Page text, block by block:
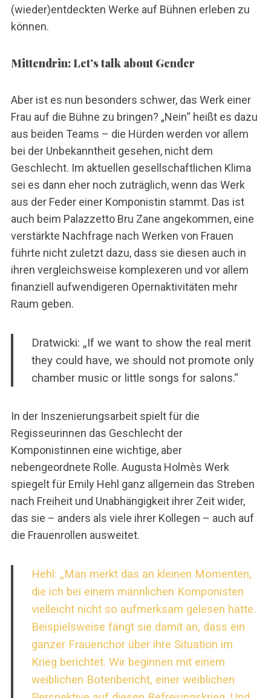
(wieder)entdeckten Werke auf Bühnen erleben zu
können.
Mittendrin: Let’s talk about Gender
Aber ist es nun besonders schwer, das Werk einer
Frau auf die Bühne zu bringen? „Nein“ heißt es dazu
aus beiden Teams – die Hürden werden vor allem
bei der Unbekanntheit gesehen, nicht dem
Geschlecht. Im aktuellen gesellschaftlichen Klima
sei es dann eher noch zuträglich, wenn das Werk
aus der Feder einer Komponistin stammt. Das ist
auch beim Palazzetto Bru Zane angekommen, eine
verstärkte Nachfrage nach Werken von Frauen
führte nicht zuletzt dazu, dass sie diesen auch in
ihren vergleichsweise komplexeren und vor allem
finanziell aufwendigeren Opernaktivitäten mehr
Raum geben.
Dratwicki: „If we want to show the real merit
they could have, we should not promote only
chamber music or little songs for salons.“
In der Inszenierungsarbeit spielt für die
Regisseurinnen das Geschlecht der
Komponistinnen eine wichtige, aber
nebengeordnete Rolle. Augusta Holmès Werk
spiegelt für Emily Hehl ganz allgemein das Streben
nach Freiheit und Unabhängigkeit ihrer Zeit wider,
das sie – anders als viele ihrer Kollegen – auch auf
die Frauenrollen ausweitet.
Hehl: „Man merkt das an kleinen Momenten,
die ich bei einem männlichen Komponisten
vielleicht nicht so aufmerksam gelesen hätte.
Beispielsweise fängt sie damit an, dass ein
ganzer Frauenchor über ihre Situation im
Krieg berichtet. Wir beginnen mit einem
weiblichen Botenbericht, einer weiblichen